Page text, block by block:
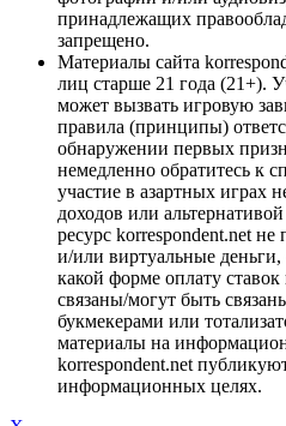
принадлежащих
запрещено.
Материалы сайта
лиц старше 21 года (21+).
может вызвать игровую
правила (принципы)
обнаружении первых
немедленно обратитесь к
участие в азартных играх
доходов или
ресурс korrespondent.net
и/или виртуальные
какой форме оплату
связаны/могут быть
букмекерами или
материалы на
korrespondent.net
информационных целях.